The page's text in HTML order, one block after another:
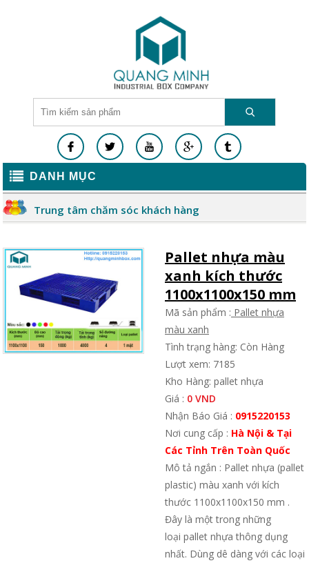
DANH MỤC
Trung tâm chăm sóc khách hàng
Pallet nhựa màu
xanh kích thước
1100x1100x150 mm
Mã sản phẩm : Pallet nhựa
màu xanh
Tình trạng hàng: Còn Hàng
Lượt xem: 7185
Kho Hàng: pallet nhựa
Giá : 0 VND
Nhận Báo Giá : 0915220153
Nơi cung cấp : Hà Nội & Tại
Các Tỉnh Trên Toàn Quốc
Mô tả ngắn : Pallet nhựa (pallet
plastic) màu xanh với kích
thước 1100x1100x150 mm .
Đây là một trong những
loại pallet nhựa thông dụng
nhất. Dùng dê dàng với các loại